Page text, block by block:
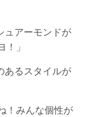
ュアーモンドが
」
あるスタイルが
！みんな個性が